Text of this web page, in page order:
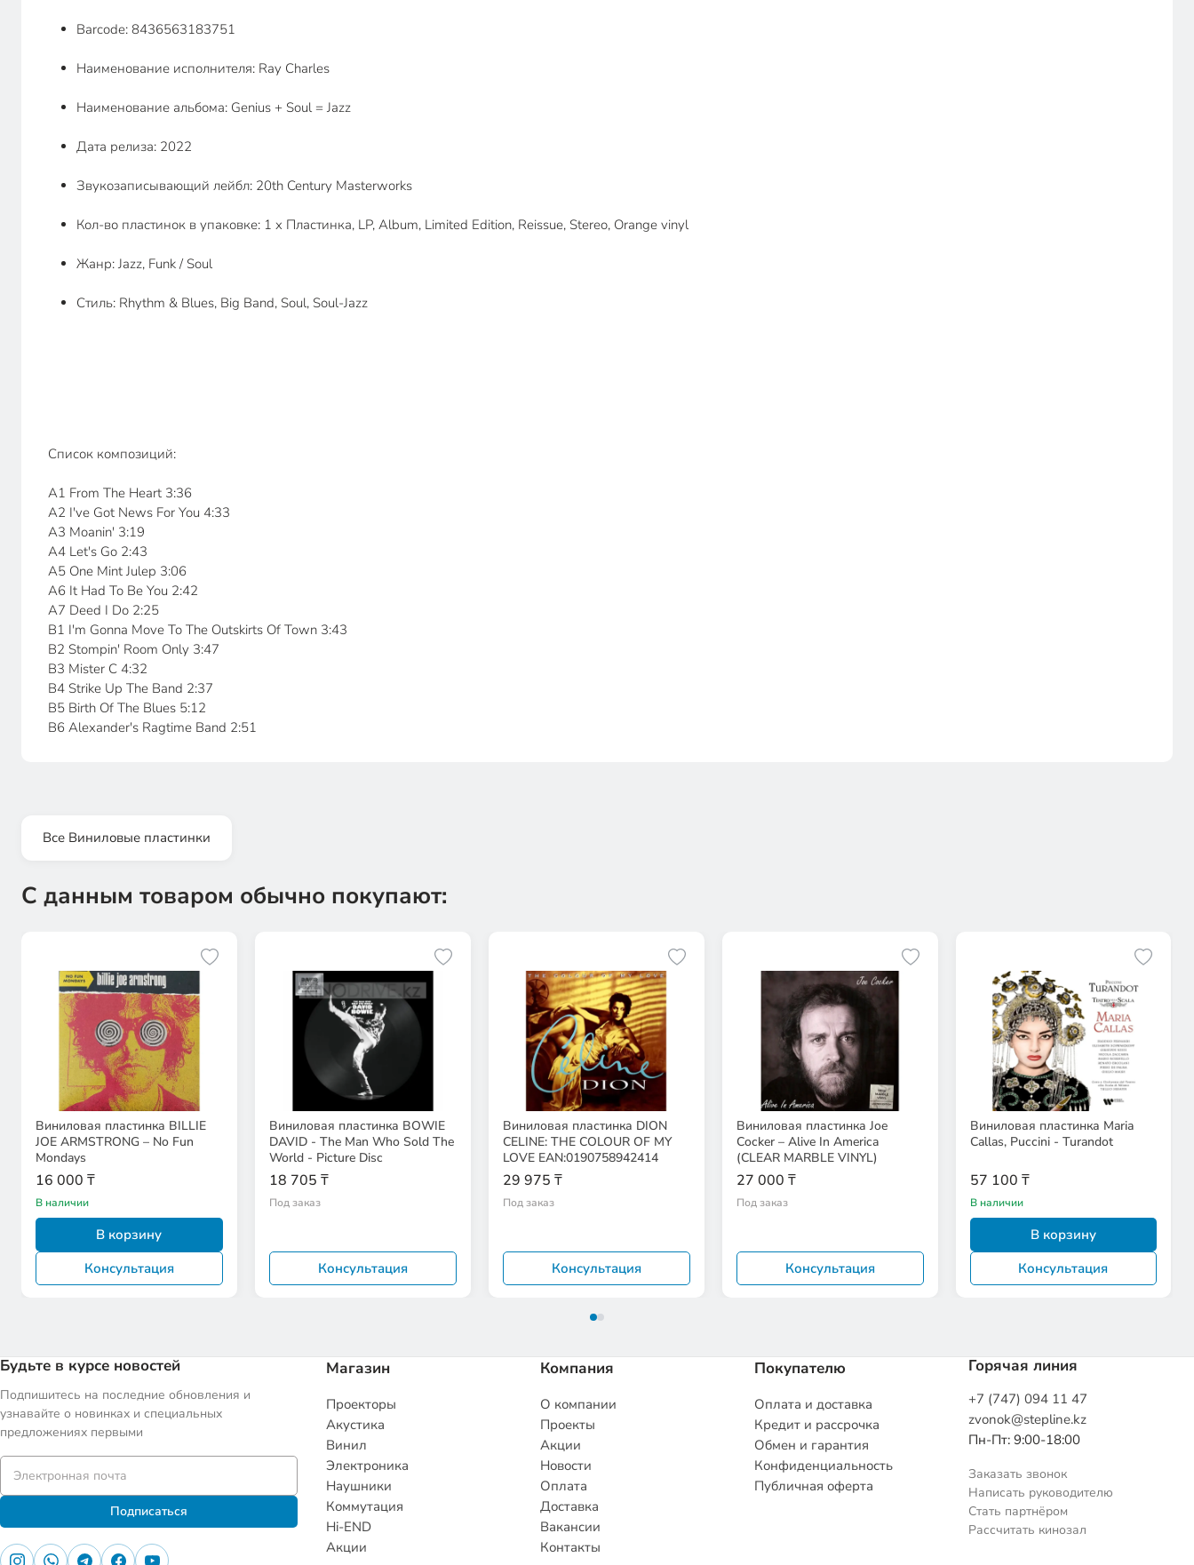
Barcode: 8436563183751
Наименование исполнителя: Ray Charles
Наименование альбома: Genius + Soul = Jazz
Дата релиза: 2022
Звукозаписывающий лейбл: 20th Century Masterworks
Кол-во пластинок в упаковке: 1 x Пластинка, LP, Album, Limited Edition, Reissue, Stereo, Orange vinyl
Жанр: Jazz, Funk / Soul
Стиль: Rhythm & Blues, Big Band, Soul, Soul-Jazz
Список композиций:
A1 From The Heart 3:36
A2 I've Got News For You 4:33
A3 Moanin' 3:19
A4 Let's Go 2:43
A5 One Mint Julep 3:06
A6 It Had To Be You 2:42
A7 Deed I Do 2:25
B1 I'm Gonna Move To The Outskirts Of Town 3:43
B2 Stompin' Room Only 3:47
B3 Mister C 4:32
B4 Strike Up The Band 2:37
B5 Birth Of The Blues 5:12
B6 Alexander's Ragtime Band 2:51
Все Виниловые пластинки
С данным товаром обычно покупают:
Виниловая пластинка BILLIE
JOE ARMSTRONG – No Fun
Mondays
16 000 ₸
В наличии
В корзину
Консультация
Виниловая пластинка BOWIE
DAVID - The Man Who Sold The
World - Picture Disc
18 705 ₸
Под заказ
Консультация
Виниловая пластинка DION
CELINE: THE COLOUR OF MY
LOVE EAN:0190758942414
29 975 ₸
Под заказ
Консультация
Виниловая пластинка Joe
Cocker – Alive In America
(CLEAR MARBLE VINYL)
27 000 ₸
Под заказ
Консультация
Виниловая пластинка Maria
Callas, Puccini - Turandot
57 100 ₸
В наличии
В корзину
Консультация
Будьте в курсе новостей
Подпишитесь на последние обновления и
узнавайте о новинках и специальных
предложениях первыми
Подписаться
Магазин
Проекторы
Акустика
Винил
Электроника
Наушники
Коммутация
Hi-END
Акции
Компания
О компании
Проекты
Акции
Новости
Оплата
Доставка
Вакансии
Контакты
Покупателю
Оплата и доставка
Кредит и рассрочка
Обмен и гарантия
Конфиденциальность
Публичная оферта
Горячая линия
+7 (747) 094 11 47
zvonok@stepline.kz
Пн-Пт: 9:00-18:00
Заказать звонок
Написать руководителю
Стать партнёром
Рассчитать кинозал